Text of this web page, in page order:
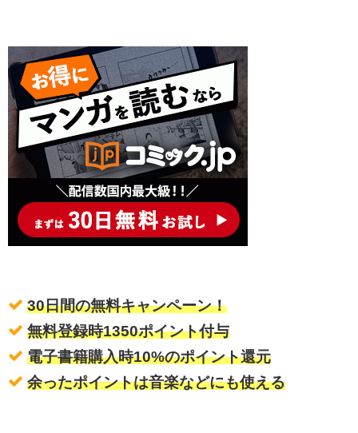
30日間の無料キャンペーン！
無料登録時1350ポイント付与
電子書籍購入時10%のポイント還元
余ったポイントは音楽などにも使える